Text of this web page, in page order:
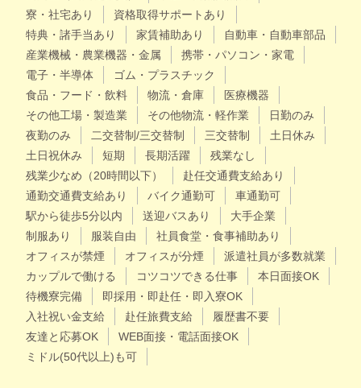
寮・社宅あり
資格取得サポートあり
特典・諸手当あり
家賃補助あり
自動車・自動車部品
産業機械・農業機器・金属
携帯・パソコン・家電
電子・半導体
ゴム・プラスチック
食品・フード・飲料
物流・倉庫
医療機器
その他工場・製造業
その他物流・軽作業
日勤のみ
夜勤のみ
二交替制/三交替制 三交替制
土日休み
土日祝休み
短期 長期活躍
残業なし
残業少なめ（20時間以下）
赴任交通費支給あり
通勤交通費支給あり
バイク通勤可
車通勤可
駅から徒歩5分以内
送迎バスあり
大手企業
制服あり
服装自由
社員食堂・食事補助あり
オフィスが禁煙
オフィスが分煙
派遣社員が多数就業
カップルで働ける
コツコツできる仕事
本日面接OK
待機寮完備
即採用・即赴任・即入寮OK
入社祝い金支給
赴任旅費支給
履歴書不要
友達と応募OK
WEB面接・電話面接OK
ミドル(50代以上)も可